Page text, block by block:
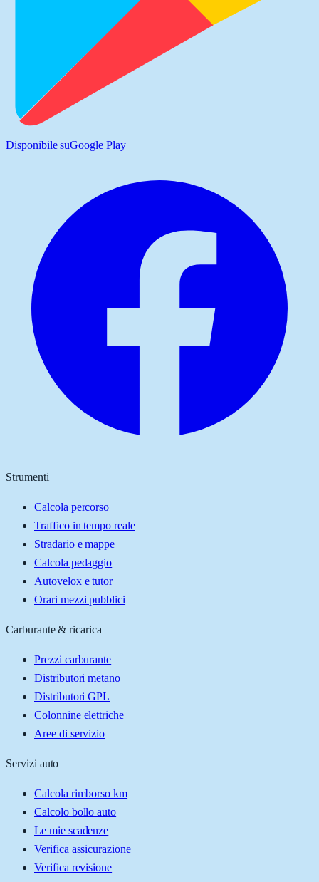
Disponibile suGoogle Play
Strumenti
Calcola percorso
Traffico in tempo reale
Stradario e mappe
Calcola pedaggio
Autovelox e tutor
Orari mezzi pubblici
Carburante & ricarica
Prezzi carburante
Distributori metano
Distributori GPL
Colonnine elettriche
Aree di servizio
Servizi auto
Calcola rimborso km
Calcolo bollo auto
Le mie scadenze
Verifica assicurazione
Verifica revisione